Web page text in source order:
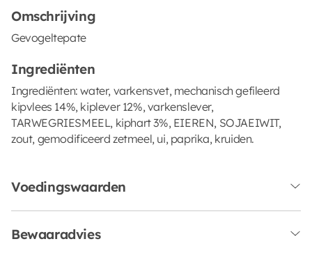
Omschrijving
Gevogeltepate
Ingrediënten
Ingrediënten: water, varkensvet, mechanisch gefileerd
kipvlees 14%, kiplever 12%, varkenslever,
TARWEGRIESMEEL, kiphart 3%, EIEREN, SOJAEIWIT,
zout, gemodificeerd zetmeel, ui, paprika, kruiden.
Voedingswaarden
Bewaaradvies